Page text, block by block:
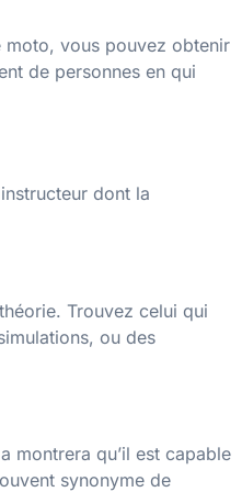
moto, vous pouvez obtenir
de personnes en qui
dont la
Trouvez celui qui
ou des
montrera qu’il est capable
synonyme de